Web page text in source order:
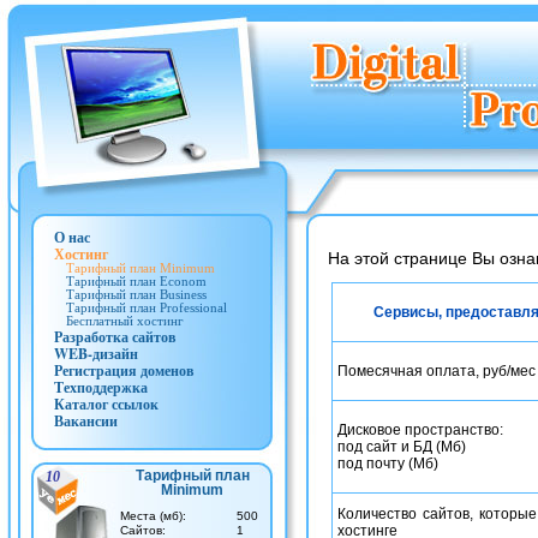
О нас
Хостинг
Тарифный план Minimum
Тарифный план Econom
Тарифный план Business
Тарифный план Professional
Бесплатный хостинг
Разработка сайтов
WEB-дизайн
Регистрация доменов
Техподдержка
Каталог ссылок
Вакансии
На этой странице Вы
Сервисы,
Помесячная оплата, руб/мес
Дисковое пространство:
под сайт и БД (Мб)
под почту (Мб)
Количество сайтов,
хостинге
10
Тарифный план
Minimum
Места (мб):
Cайтов:
500
1